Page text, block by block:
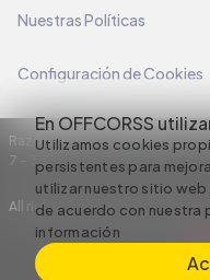
En OFFCORSS
Utilizamos cookies
persistentes para
utilizar nuestro sitio
de acuerdo con nuestra
información
Nuestras Políticas
Configuración de Cookies
Razón Social: C.I HERMECO
7 – 35
All rights reserved empowered